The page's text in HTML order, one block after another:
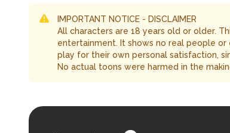
IMPORTANT NOTICE - DISCLAIMER
All characters are 18 years old or older.
entertainment. It shows no real people or
play for their own personal satisfaction,
No actual toons were harmed in the